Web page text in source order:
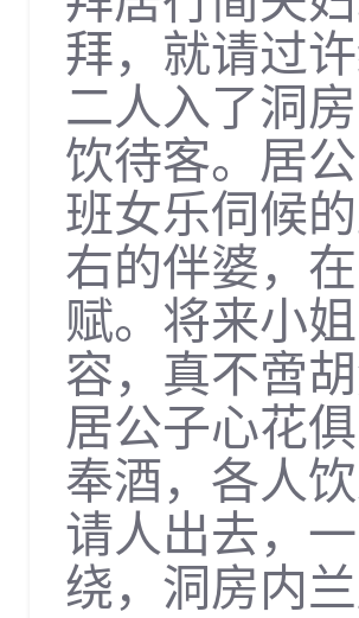
拜，就请过
二人入了洞
饮待客。居
班女乐伺候
右的伴婆，
赋。将来小
容，真不啻
居公子心花
奉酒，各人
请人出去，
绕，洞房内